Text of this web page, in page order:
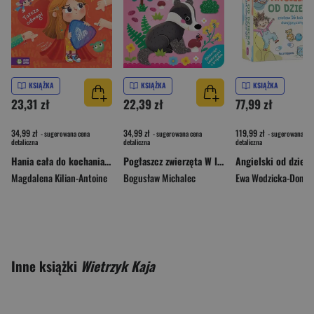
KSIĄŻKA
23,31 zł
34,99 zł - sugerowana cena
detaliczna
Hania cała do kochania! Tarcza odwagi
Magdalena Kilian-Antoine
KSIĄŻKA
22,39 zł
34,99 zł - sugerowana cena
detaliczna
Pogłaszcz zwierzęta W lesie. Książeczka sensoryczna z brokatem
Bogusław Michalec
KSIĄŻKA
77,99 zł
119,99 zł - sugerowana
detaliczna
Ewa Wodzicka-
Inne książki Wietrzyk Kaja